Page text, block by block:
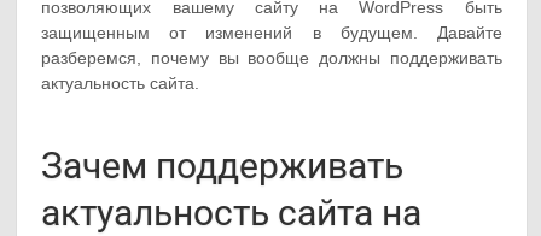
позволяющих вашему сайту на WordPress быть
защищенным от изменений в будущем. Давайте
разберемся, почему вы вообще должны поддерживать
актуальность сайта.
Зачем поддерживать
актуальность сайта на